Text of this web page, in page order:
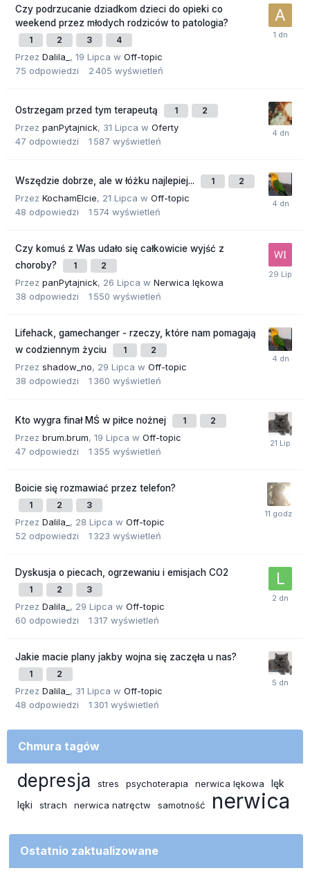
Czy podrzucanie dziadkom dzieci do opieki co
weekend przez młodych rodziców to patologia?
1 2 3 4
Przez Dalila_ , 19 Lipca w Off-topic
75 odpowiedzi 2 405 wyświetleń
Ostrzegam przed tym terapeutą 1 2
Przez panPytajnick, 31 Lipca w Oferty
47 odpowiedzi 1 587 wyświetleń
Wszędzie dobrze, ale w łóżku najlepiej... 1 2
Przez KochamElcie, 21 Lipca w Off-topic
48 odpowiedzi 1 574 wyświetleń
Czy komuś z Was udało się całkowicie wyjść z
choroby?
1 2
Przez panPytajnick, 26 Lipca w Nerwica lękowa
38 odpowiedzi 1 550 wyświetleń
Lifehack, gamechanger - rzeczy, które nam pomagają
w codziennym życiu
1 2
Przez shadow_no, 29 Lipca w Off-topic
38 odpowiedzi 1 360 wyświetleń
Kto wygra finał MŚ w piłce nożnej 1 2
Przez brum.brum, 19 Lipca w Off-topic
47 odpowiedzi 1 355 wyświetleń
Boicie się rozmawiać przez telefon?
1 2 3
Przez Dalila_ , 28 Lipca w Off-topic
52 odpowiedzi 1 323 wyświetleń
Dyskusja o piecach, ogrzewaniu i emisjach CO2
1 2 3
Przez Dalila_ , 29 Lipca w Off-topic
60 odpowiedzi 1 317 wyświetleń
Jakie macie plany jakby wojna się zaczęła u nas?
1 2
Przez Dalila_ , 31 Lipca w Off-topic
48 odpowiedzi 1 301 wyświetleń
Chmura tagów
depresja stres psychoterapia nerwica lękowa
lęk
lęki
strach nerwica natręctw samotność nerwica
Ostatnio zaktualizowane